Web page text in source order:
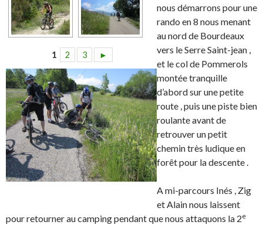
1 2 3 ►
nous démarrons pour une
rando en 8 nous menant
au nord de Bourdeaux
vers le Serre Saint-jean ,
et le col de Pommerols
montée tranquille
d’abord sur une petite
route , puis une piste bien
roulante avant de
retrouver un petit
chemin très ludique en
forêt pour la descente .
A mi-parcours Inés , Zig
et Alain nous laissent
pour retourner au camping pendant que nous attaquons la 2e